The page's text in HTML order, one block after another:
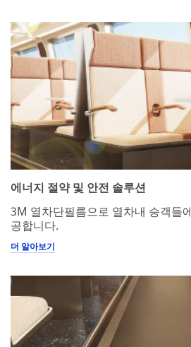
에너지 절약 및 안전 솔루션
3M 열차단필름으로 열차내 승객들
공합니다.
더 알아보기